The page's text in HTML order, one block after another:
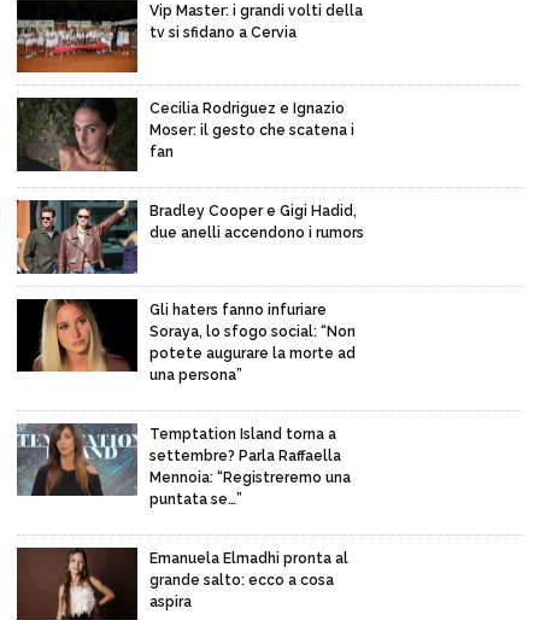
Vip Master: i grandi volti della
tv si sfidano a Cervia
Cecilia Rodriguez e Ignazio
Moser: il gesto che scatena i
fan
Bradley Cooper e Gigi Hadid,
due anelli accendono i rumors
Gli haters fanno infuriare
Soraya, lo sfogo social: “Non
potete augurare la morte ad
una persona”
Temptation Island torna a
settembre? Parla Raffaella
Mennoia: “Registreremo una
puntata se…”
Emanuela Elmadhi pronta al
grande salto: ecco a cosa
aspira